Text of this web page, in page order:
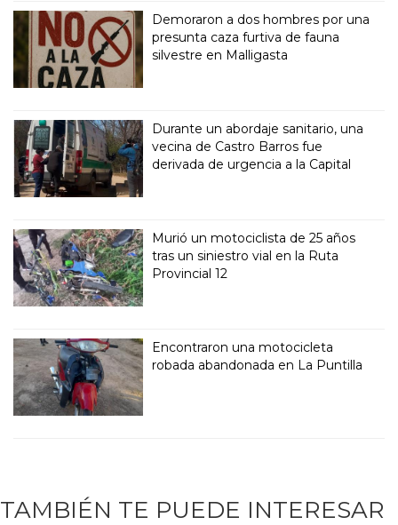
Demoraron a dos hombres por una
presunta caza furtiva de fauna
silvestre en Malligasta
Durante un abordaje sanitario, una
vecina de Castro Barros fue
derivada de urgencia a la Capital
Murió un motociclista de 25 años
tras un siniestro vial en la Ruta
Provincial 12
Encontraron una motocicleta
robada abandonada en La Puntilla
TAMBIÉN TE PUEDE INTERESAR